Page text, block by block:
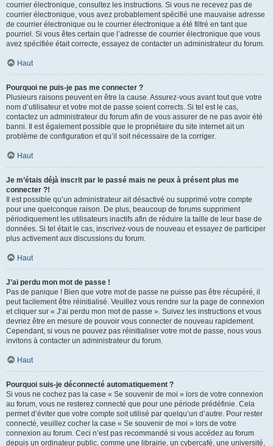
courrier électronique, consultez les instructions. Si vous ne recevez pas de
courrier électronique, vous avez probablement spécifié une mauvaise adresse
de courrier électronique ou le courrier électronique a été filtré en tant que
pourriel. Si vous êtes certain que l’adresse de courrier électronique que vous
avez spécifiée était correcte, essayez de contacter un administrateur du forum.
Haut
Pourquoi ne puis-je pas me connecter ?
Plusieurs raisons peuvent en être la cause. Assurez-vous avant tout que votre
nom d’utilisateur et votre mot de passe soient corrects. Si tel est le cas,
contactez un administrateur du forum afin de vous assurer de ne pas avoir été
banni. Il est également possible que le propriétaire du site internet ait un
problème de configuration et qu’il soit nécessaire de la corriger.
Haut
Je m’étais déjà inscrit par le passé mais ne peux à présent plus me
connecter ?!
Il est possible qu’un administrateur ait désactivé ou supprimé votre compte
pour une quelconque raison. De plus, beaucoup de forums suppriment
périodiquement les utilisateurs inactifs afin de réduire la taille de leur base de
données. Si tel était le cas, inscrivez-vous de nouveau et essayez de participer
plus activement aux discussions du forum.
Haut
J’ai perdu mon mot de passe !
Pas de panique ! Bien que votre mot de passe ne puisse pas être récupéré, il
peut facilement être réinitialisé. Veuillez vous rendre sur la page de connexion
et cliquer sur « J’ai perdu mon mot de passe ». Suivez les instructions et vous
devriez être en mesure de pouvoir vous connecter de nouveau rapidement.
Cependant, si vous ne pouvez pas réinitialiser votre mot de passe, nous vous
invitons à contacter un administrateur du forum.
Haut
Pourquoi suis-je déconnecté automatiquement ?
Si vous ne cochez pas la case « Se souvenir de moi » lors de votre connexion
au forum, vous ne resterez connecté que pour une période prédéfinie. Cela
permet d’éviter que votre compte soit utilisé par quelqu’un d’autre. Pour rester
connecté, veuillez cocher la case « Se souvenir de moi » lors de votre
connexion au forum. Ceci n’est pas recommandé si vous accédez au forum
depuis un ordinateur public, comme une librairie, un cybercafé, une université,